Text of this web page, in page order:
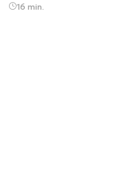
16 min.